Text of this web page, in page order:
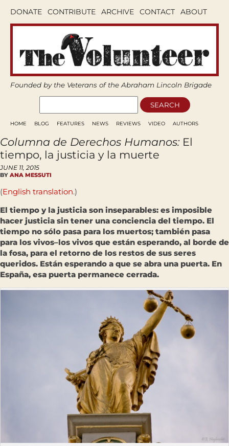
DONATE CONTRIBUTE ARCHIVE CONTACT ABOUT
Founded by the Veterans of the Abraham Lincoln Brigade
HOME BLOG FEATURES NEWS REVIEWS VIDEO AUTHORS
Columna de Derechos Humanos:El
tiempo, la justicia y la muerte
JUNE 11, 2015
BY ANA MESSUTI
(English translation.)
El tiempo y la justicia son inseparables: es imposible
hacer justicia sin tener una conciencia del tiempo. El
tiempo no sólo pasa para los muertos; también pasa
para los vivos–los vivos que están esperando, al borde de
la fosa, para el retorno de los restos de sus seres
queridos. Están esperando a que se abra una puerta. En
España, esa puerta permanece cerrada.